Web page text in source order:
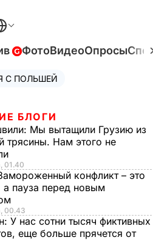
ФотоВидеоОпросы
С ПОЛЬШЕЙ
БЛОГИ
Мы вытащили Грузию из
трясины. Нам этого не
01.40
конфликт – это
а пауза перед новым
00.43
У нас сотни тысяч фиктивных
еще больше прячется от